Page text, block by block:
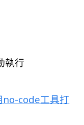
執行
code工具打